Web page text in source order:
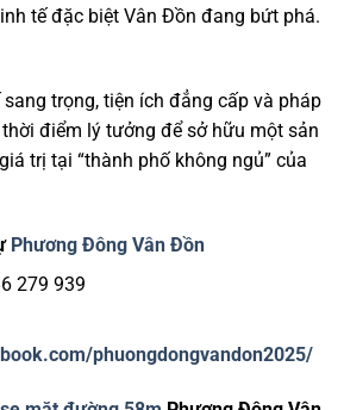
tế đặc biệt Vân Đồn đang bứt phá.
trọng, tiện ích đẳng cấp và pháp
điểm lý tưởng để sở hữu một sản
trị tại “thành phố không ngủ” của
Phương Đông Vân Đồn
279 939
phuongdongvandon2025/